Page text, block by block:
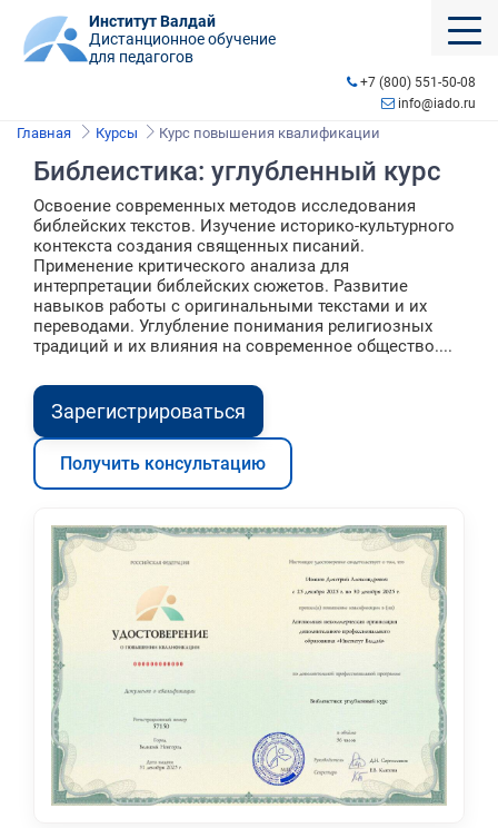
Институт Валдай
Дистанционное обучение
для педагогов
+7 (800) 551-50-08
info@iado.ru
Главная Курсы Курс повышения квалификации
Библеистика: углубленный курс
Освоение современных методов исследования
библейских текстов. Изучение историко-культурного
контекста создания священных писаний.
Применение критического анализа для
интерпретации библейских сюжетов. Развитие
навыков работы с оригинальными текстами и их
переводами. Углубление понимания религиозных
традиций и их влияния на современное общество....
Зарегистрироваться
Получить консультацию